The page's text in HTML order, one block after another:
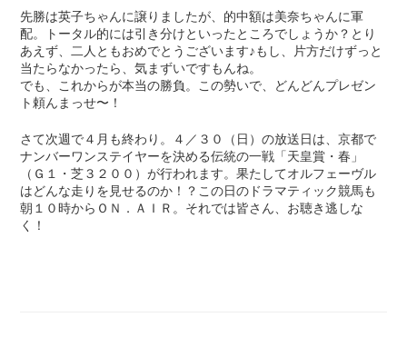
先勝は英子ちゃんに譲りましたが、的中額は美奈ちゃんに軍
配。トータル的には引き分けといったところでしょうか？とり
あえず、二人ともおめでとうございます♪もし、片方だけずっと
当たらなかったら、気まずいですもんね。
でも、これからが本当の勝負。この勢いで、どんどんプレゼン
ト頼んまっせ〜！
さて次週で４月も終わり。４／３０（日）の放送日は、京都で
ナンバーワンステイヤーを決める伝統の一戦「天皇賞・春」
（Ｇ１・芝３２００）が行われます。果たしてオルフェーヴル
はどんな走りを見せるのか！？この日のドラマティック競馬も
朝１０時からＯＮ．ＡＩＲ。それでは皆さん、お聴き逃しな
く！